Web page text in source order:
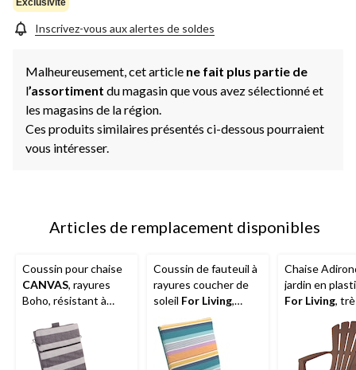
Exclusivité
Inscrivez-vous aux alertes de soldes
Malheureusement, cet article ne fait plus partie de
l’assortiment du magasin que vous avez sélectionné et
les magasins de la région.
Ces produits similaires présentés ci-dessous pourraient
vous intéresser.
Articles de remplacement disponibles
Coussin pour chaise
CANVAS, rayures
Boho, résistant à
la décoloration, 21 x
44 po
Coussin de fauteuil à
rayures coucher de
soleil For Living,
résistant à la
décoloration,
multicolore
Chaise
jardin en
For Living,